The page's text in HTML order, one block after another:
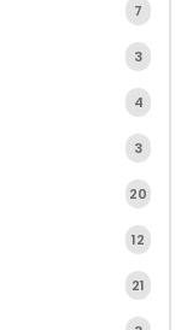
7
3
4
3
20
12
21